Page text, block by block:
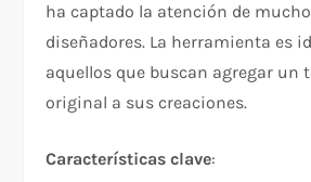
ha captado la atención de
diseñadores. La herramienta es
aquellos que buscan agregar un
original a sus creaciones.
Características clave: